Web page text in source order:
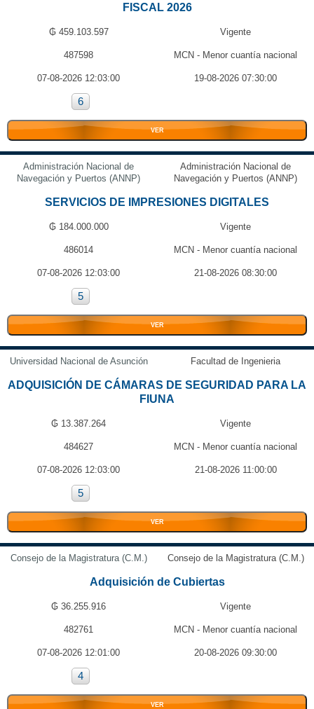
FISCAL 2026
₲ 459.103.597 Vigente
487598 MCN - Menor cuantía nacional
07-08-2026 12:03:00 19-08-2026 07:30:00
6
VER
Administración Nacional de
Navegación y Puertos (ANNP)
Administración Nacional de
Navegación y Puertos (ANNP)
SERVICIOS DE IMPRESIONES DIGITALES
₲ 184.000.000 Vigente
486014 MCN - Menor cuantía nacional
07-08-2026 12:03:00 21-08-2026 08:30:00
5
VER
Universidad Nacional de Asunción Facultad de Ingenieria
ADQUISICIÓN DE CÁMARAS DE SEGURIDAD PARA LA
FIUNA
₲ 13.387.264 Vigente
484627 MCN - Menor cuantía nacional
07-08-2026 12:03:00 21-08-2026 11:00:00
5
VER
Consejo de la Magistratura (C.M.) Consejo de la Magistratura (C.M.)
Adquisición de Cubiertas
₲ 36.255.916 Vigente
482761 MCN - Menor cuantía nacional
07-08-2026 12:01:00 20-08-2026 09:30:00
4
VER